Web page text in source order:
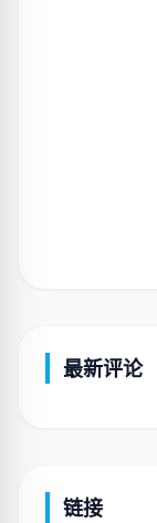
最新评论
链接